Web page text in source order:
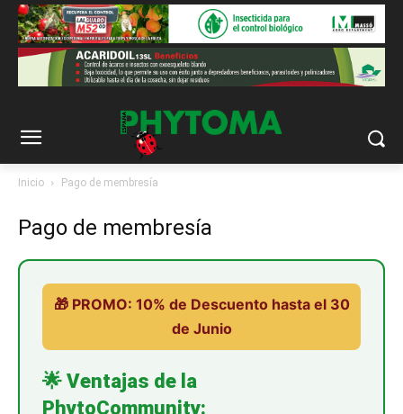
Inicio Pago de membresía
Pago de membresía
🎁 PROMO: 10% de Descuento hasta el 30
de Junio
🌟 Ventajas de la
PhytoCommunity: